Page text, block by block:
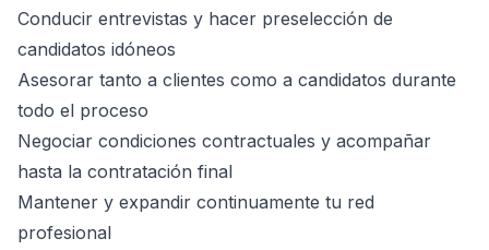
Conducir entrevistas y hacer preselección de
candidatos idóneos
Asesorar tanto a clientes como a candidatos durante
todo el proceso
Negociar condiciones contractuales y acompañar
hasta la contratación final
Mantener y expandir continuamente tu red
profesional